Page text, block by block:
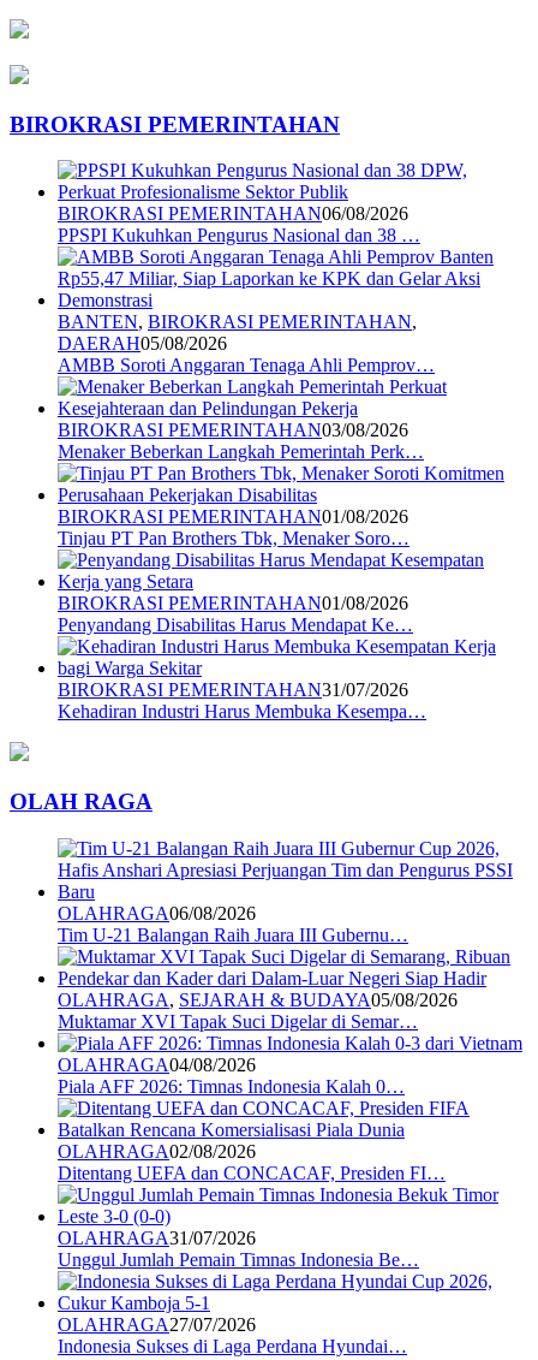
BIROKRASI PEMERINTAHAN
BIROKRASI PEMERINTAHAN06/08/2026
PPSPI Kukuhkan Pengurus Nasional dan 38 …
BANTEN, BIROKRASI PEMERINTAHAN,
DAERAH05/08/2026
AMBB Soroti Anggaran Tenaga Ahli Pemprov…
BIROKRASI PEMERINTAHAN03/08/2026
Menaker Beberkan Langkah Pemerintah Perk…
BIROKRASI PEMERINTAHAN01/08/2026
Tinjau PT Pan Brothers Tbk, Menaker Soro…
BIROKRASI PEMERINTAHAN01/08/2026
Penyandang Disabilitas Harus Mendapat Ke…
BIROKRASI PEMERINTAHAN31/07/2026
Kehadiran Industri Harus Membuka Kesempa…
OLAH RAGA
OLAHRAGA06/08/2026
Tim U-21 Balangan Raih Juara III Gubernu…
OLAHRAGA, SEJARAH & BUDAYA05/08/2026
Muktamar XVI Tapak Suci Digelar di Semar…
OLAHRAGA04/08/2026
Piala AFF 2026: Timnas Indonesia Kalah 0…
OLAHRAGA02/08/2026
Ditentang UEFA dan CONCACAF, Presiden FI…
OLAHRAGA31/07/2026
Unggul Jumlah Pemain Timnas Indonesia Be…
OLAHRAGA27/07/2026
Indonesia Sukses di Laga Perdana Hyundai…